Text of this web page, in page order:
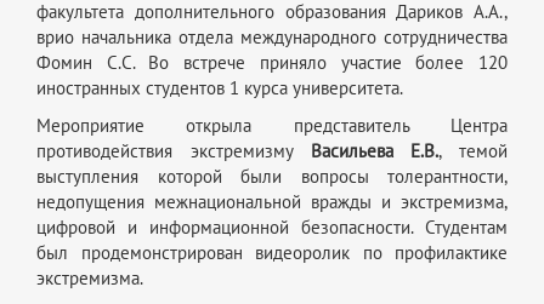
факультета дополнительного образования Дариков А.А.,
врио начальника отдела международного сотрудничества
Фомин С.С. Во встрече приняло участие более 120
иностранных студентов 1 курса университета.
Мероприятие открыла представитель Центра
противодействия экстремизму Васильева Е.В., темой
выступления которой были вопросы толерантности,
недопущения межнациональной вражды и экстремизма,
цифровой и информационной безопасности. Студентам
был продемонстрирован видеоролик по профилактике
экстремизма.